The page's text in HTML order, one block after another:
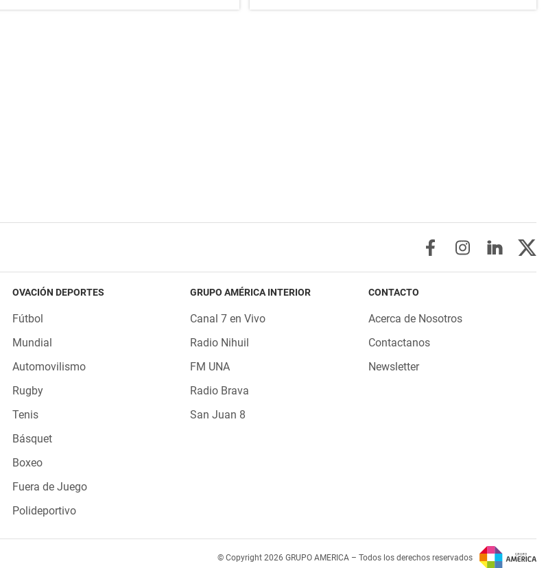
OVACIÓN DEPORTES
Fútbol
Mundial
Automovilismo
Rugby
Tenis
Básquet
Boxeo
Fuera de Juego
Polideportivo
GRUPO AMÉRICA INTERIOR
Canal 7 en Vivo
Radio Nihuil
FM UNA
Radio Brava
San Juan 8
CONTACTO
Acerca de Nosotros
Contactanos
Newsletter
© Copyright 2026 GRUPO AMERICA – Todos los derechos reservados